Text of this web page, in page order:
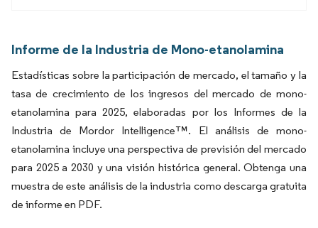
Informe de la Industria de Mono-etanolamina
Estadísticas sobre la participación de mercado, el tamaño y la
tasa de crecimiento de los ingresos del mercado de mono-
etanolamina para 2025, elaboradas por los Informes de la
Industria de Mordor Intelligence™. El análisis de mono-
etanolamina incluye una perspectiva de previsión del mercado
para 2025 a 2030 y una visión histórica general. Obtenga una
muestra de este análisis de la industria como descarga gratuita
de informe en PDF.